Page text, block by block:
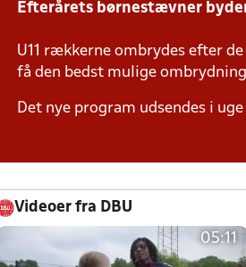
Efterårets børnestævner
U11 rækkerne ombrydes efter
få den bedst mulige
Det nye program udsendes i uge
Videoer fra DBU
05:11